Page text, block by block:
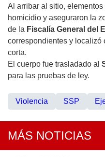
Al arribar al sitio,
homicidio y aseguraron la
de la Fiscalía General del
correspondientes y localizó
corta.
El cuerpo fue trasladado al
para las pruebas de ley.
Violencia SSP
MÁS NOTICIAS